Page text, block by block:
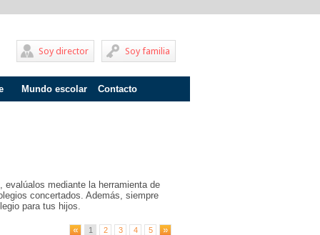
Soy familia
Soy director
Mundo escolar
Fracaso escolar
Acoso escolar
Contacto
evalúalos mediante la herramienta de
concertados. Además, siempre
para tus hijos.
1 2 3 4 5